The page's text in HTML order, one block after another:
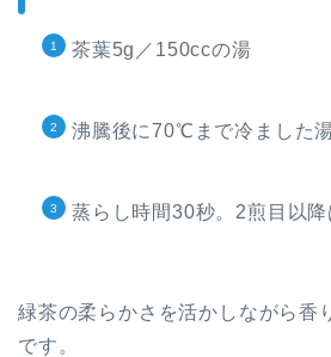
茶葉5g／150ccの湯
沸騰後に70℃まで冷ました
蒸らし時間30秒。2煎目以降
緑茶の柔らかさを活かしながら香
です。